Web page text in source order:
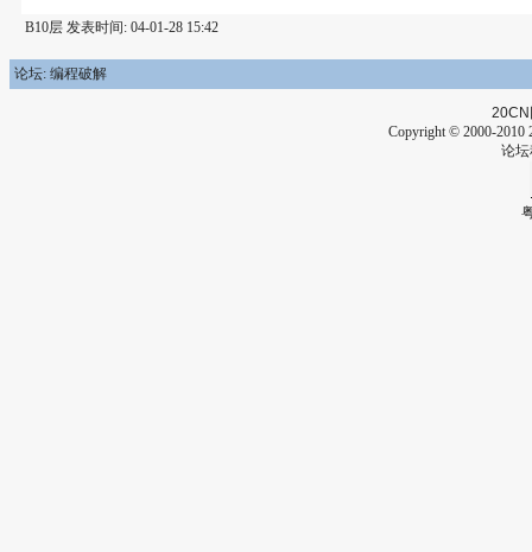
B10层 发表时间: 04-01-28 15:42
论坛: 编程破解
20CN
Copyright © 2000-2010
论